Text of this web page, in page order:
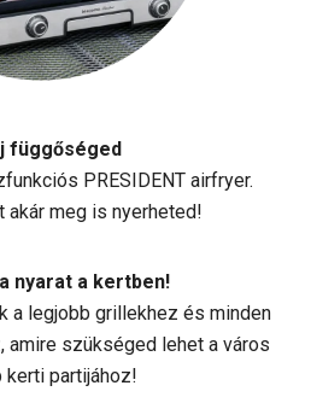
függőséged
PRESIDENT airfryer.
akár meg is nyerheted!
nyarat a kertben!
a legjobb grillekhez és minden
szükséged lehet a város
kerti partijához!